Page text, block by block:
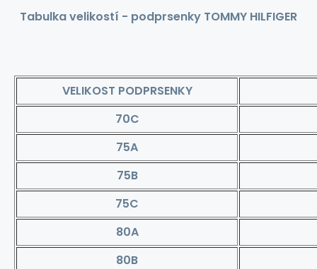
Tabulka velikostí - podprsenky TOMMY HILFIGER
VELIKOST PODPRSENKY
70C
75A
75B
75C
80A
80B